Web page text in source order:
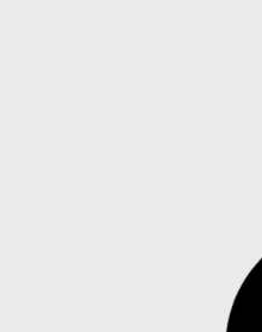
de pimenta
Dados citados pelo
mais de 398 mil
violência por armas